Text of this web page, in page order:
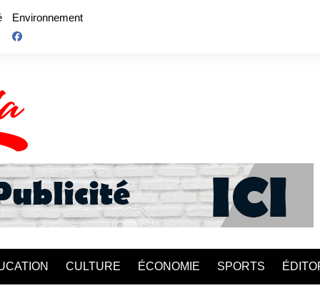
Environnement
CULTURE ÉCONOMIE SPORTS